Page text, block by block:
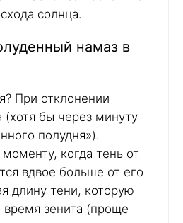
солнца.
намаз в
При отклонении
(хотя бы через минуту
полудня»).
когда тень от
вдвое больше от его
длину тени, которую
время зенита (проще